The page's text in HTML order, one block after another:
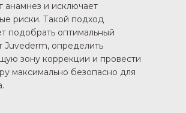
анамнез и исключает
риски. Такой подход
подобрать оптимальный
Juvederm, определить
зону коррекции и провести
максимально безопасно для